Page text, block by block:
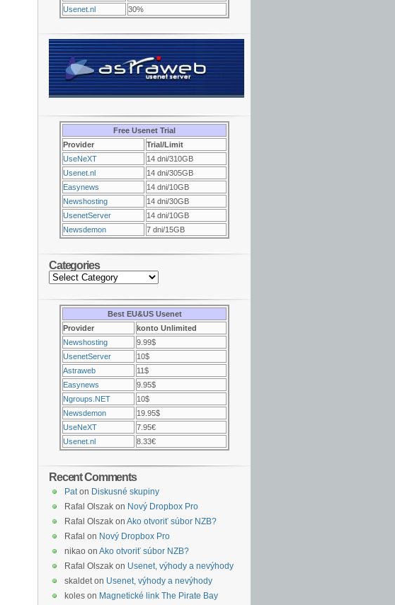
Usenet.nl
30%
Free Usenet Trial
Provider
Trial/Limit
UseNeXT
14 dni/310GB
Usenet.nl
14 dni/305GB
Easynews
14 dni/10GB
Newshosting
14 dni/30GB
UsenetServer
14 dni/10GB
Newsdemon
7 dni/15GB
Categories
Best EU&US Usenet
Provider
konto Unlimited
Newshosting
9.99$
UsenetServer
10$
Astraweb
11$
Easynews
9.95$
Ngroups.NET
10$
Newsdemon
19.95$
UseNeXT
7.95€
Usenet.nl
8.33€
Recent Comments
Paton Diskusné skupiny
Rafal Olszak on Nový Dropbox Pro
Rafal Olszak on Ako otvoriť súbor NZB?
Rafal on Nový Dropbox Pro
nikao on Ako otvoriť súbor NZB?
Rafal Olszak on Usenet, výhody a nevýhody
skaldet on Usenet, výhody a nevýhody
koles on Magnetické link The Pirate Bay